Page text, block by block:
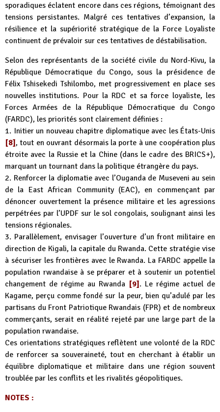
sporadiques éclatent encore dans ces régions, témoignant des
tensions persistantes. Malgré ces tentatives d’expansion, la
résilience et la supériorité stratégique de la Force Loyaliste
continuent de prévaloir sur ces tentatives de déstabilisation.
Selon des représentants de la société civile du Nord-Kivu, la
République Démocratique du Congo, sous la présidence de
Félix Tshisekedi Tshilombo, met progressivement en place ses
nouvelles institutions. Pour la RDC et sa force loyaliste, les
Forces Armées de la République Démocratique du Congo
(FARDC), les priorités sont clairement définies :
1. Initier un nouveau chapitre diplomatique avec les États-Unis
[8], tout en ouvrant désormais la porte à une coopération plus
étroite avec la Russie et la Chine (dans le cadre des BRICS+),
marquant un tournant dans la politique étrangère du pays.
2. Renforcer la diplomatie avec l’Ouganda de Museveni au sein
de la East African Community (EAC), en commençant par
dénoncer ouvertement la présence militaire et les agressions
perpétrées par l’UPDF sur le sol congolais, soulignant ainsi les
tensions régionales.
3. Parallèlement, envisager l’ouverture d’un front militaire en
direction de Kigali, la capitale du Rwanda. Cette stratégie vise
à sécuriser les frontières avec le Rwanda. La FARDC appelle la
population rwandaise à se préparer et à soutenir un potentiel
changement de régime au Rwanda [9]. Le régime actuel de
Kagame, perçu comme fondé sur la peur, bien qu’adulé par les
partisans du Front Patriotique Rwandais (FPR) et de nombreux
commerçants, serait en réalité rejeté par une large part de la
population rwandaise.
Ces orientations stratégiques reflètent une volonté de la RDC
de renforcer sa souveraineté, tout en cherchant à établir un
équilibre diplomatique et militaire dans une région souvent
troublée par les conflits et les rivalités géopolitiques.
NOTES :